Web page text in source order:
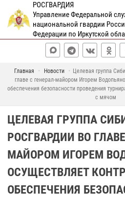
РОСГВАРДИЯ
Управление Федеральной
национальной гвардии
Федерации по Иркутской
Главная Новости
Целевая группа
главе с генерал-майором Игорем
обеспечения безопасности проведения
с мячом
ЦЕЛЕВАЯ ГРУППА
РОСГВАРДИИ ВО
МАЙОРОМ ИГОРЕМ
ОСУЩЕСТВЛЯЕТ
ОБЕСПЕЧЕНИЯ